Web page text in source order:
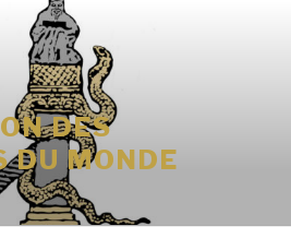
DES
DU MONDE